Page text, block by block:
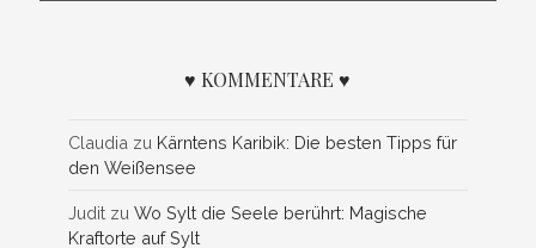
♥ KOMMENTARE ♥
Claudia zu Kärntens Karibik: Die besten Tipps für
den Weißensee
Judit zuWo Sylt die Seele berührt: Magische
Kraftorte auf Sylt